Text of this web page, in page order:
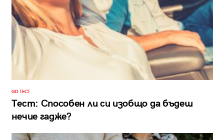
GO ТЕСТ
Тест: Способен ли си изобщо да бъдеш
нечие гадже?